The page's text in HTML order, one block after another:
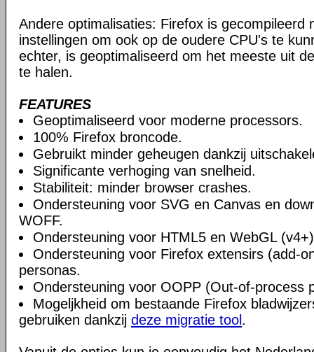
Andere optimalisaties: Firefox is gecompileerd
instellingen om ook op de oudere CPU's te
echter, is geoptimaliseerd om het meeste uit
te halen.
FEATURES
Geoptimaliseerd voor moderne processors.
100% Firefox broncode.
Gebruikt minder geheugen dankzij
Significante verhoging van snelheid.
Stabiliteit: minder browser crashes.
Ondersteuning voor SVG en Canvas en
WOFF.
Ondersteuning voor HTML5 en WebGL
Ondersteuning voor Firefox extensirs (add-
personas.
Ondersteuning voor OOPP (Out-of-process
Mogeljkheid om bestaande Firefox
gebruiken dankzij deze migratie tool .